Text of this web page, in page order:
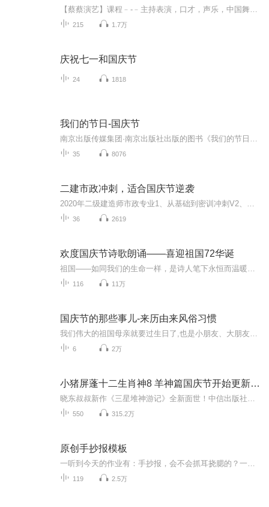
215 1.7万
庆祝七一和国庆节
24 1818
我们的节日-国庆节
35 8076
二建市政冲刺，适合国庆节逆袭
36 2619
欢度国庆节诗歌朗诵——喜迎祖国72华诞
116 11万
国庆节的那些事儿-来历由来风俗习惯
6 2万
小猪屏蓬十二生肖神8 羊神篇国庆节开始更新啦！
550 315.2万
原创手抄报模板
119 2.5万